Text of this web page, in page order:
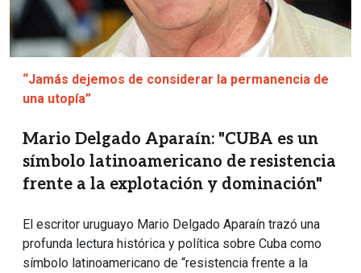
“Jamás dejemos de considerar la permanencia de
una utopía”
Mario Delgado Aparaín: "CUBA es un
símbolo latinoamericano de resistencia
frente a la explotación y dominación"
El escritor uruguayo Mario Delgado Aparaín trazó una
profunda lectura histórica y política sobre Cuba como
símbolo latinoamericano de “resistencia frente a la